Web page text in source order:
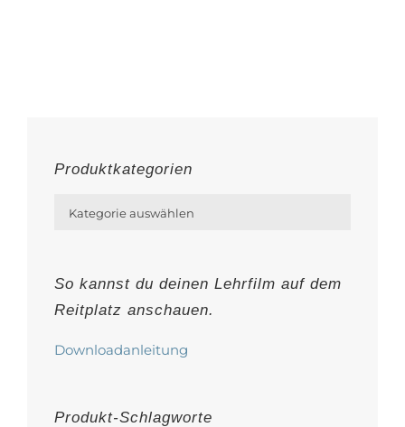
können
Produktseite
werden
Produktkategorien
Kategorie auswählen
So kannst du deinen Lehrfilm auf dem
Reitplatz anschauen.
Downloadanleitung
Produkt-Schlagworte